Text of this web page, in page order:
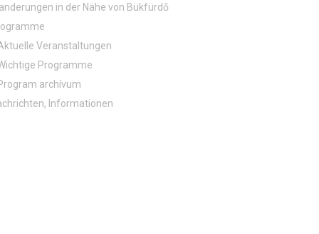
in der Nähe von Bükfürdő
Veranstaltungen
Programme
archívum
Informationen